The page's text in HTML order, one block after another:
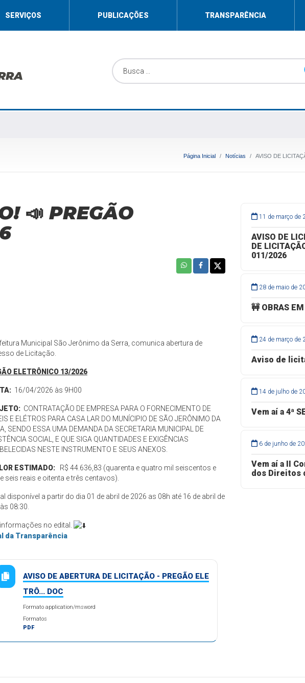
SERVIÇOS PUBLICAÇÕES TRANSPARÊNCIA
Página Inicial Notícias AVISO DE
📣 PREGÃO
Municipal São Jerônimo da Serra, comunica abertura de
de Licitação.
ELETRÔNICO 13/2026
16/04/2026 às 9H00
CONTRATAÇÃO DE EMPRESA PARA O FORNECIMENTO DE
E ELÉTROS PARA CASA LAR DO MUNÍCIPIO DE SÃO JERÔNIMO DA
SENDO ESSA UMA DEMANDA DA SECRETARIA MUNICIPAL DE
SOCIAL, E QUE SIGA QUANTIDADES E EXIGÊNCIAS
NESTE INSTRUMENTO E SEUS ANEXOS.
ESTIMADO:
R$ 44.636,83 (quarenta e quatro mil seiscentos e
seis reais e oitenta e três centavos).
disponível a partir do dia 01 de abril de 2026 as 08h até 16 de abril de
08:30.
no edital.
da Transparência
AVISO DE ABERTURA DE LICITAÇÃO - PREGÃO ELE
TRÔ... DOC
Formato application/msword
Formatos
PDF
11 de março de
AVISO DE
DE
011/2026
28 de maio de
🚧 OBRAS
24 de março de
Aviso de
14 de julho de
Vem aí a 4ª
6 de junho de
Vem aí a II
dos Direitos